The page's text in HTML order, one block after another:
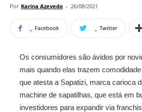
Por Karina Azevedo - 26/08/2021
Facebook Twitter
Os consumidores são ávidos por
mais quando elas trazem
que atesta a Sapatizi, marca carioca
machine de sapatilhas, que está em
investidores para expandir via